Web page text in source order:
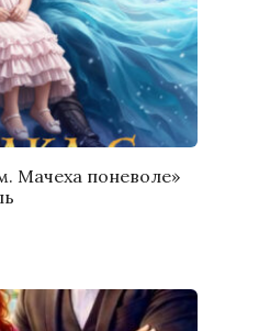
Мачеха поневоле»